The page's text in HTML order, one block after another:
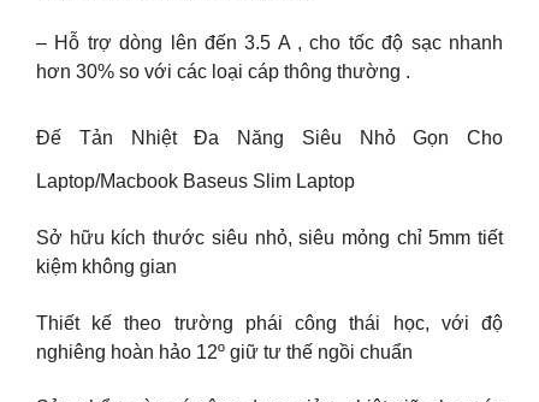
– Hỗ trợ dòng lên đến 3.5 A , cho tốc độ sạc nhanh
hơn 30% so với các loại cáp thông thường .
Đế Tản Nhiệt Đa Năng Siêu Nhỏ Gọn Cho
Laptop/Macbook Baseus Slim Laptop
Sở hữu kích thước siêu nhỏ, siêu mỏng chỉ 5mm tiết
kiệm không gian
Thiết kế theo trường phái công thái học, với độ
nghiêng hoàn hảo 12º giữ tư thế ngồi chuẩn